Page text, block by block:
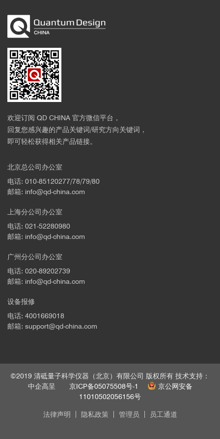
欢迎订阅 QD CHINA 官方微信平台，
回复您感兴趣的产品关键词/研究方向关键词，
即可轻松获得相关产品链接。
北京总公司办公室
电话: 010-85120277/78/79/80
邮箱: info@qd-china.com
上海分公司办公室
电话: 021-52280980
邮箱: info@qd-china.com
广州分公司办公室
电话: 020-89202739
邮箱: info@qd-china.com
设备报修
电话: 4001669018
邮箱: support@qd-china.com
©2019 清砥量子科学仪器（北京）有限公司 版权所有 技术支持：
中企高呈 京ICP备05075508号-1
京公网安备
11010502056156号
法律声明 隐私政策 管理员 员工通道